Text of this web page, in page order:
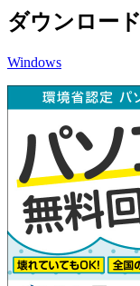
ダウンロード
Windows